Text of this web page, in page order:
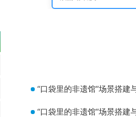
“口袋里的非遗馆”场景搭
“口袋里的非遗馆”场景搭建